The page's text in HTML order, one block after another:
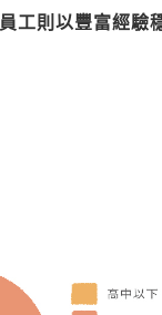
工則以豐富經驗